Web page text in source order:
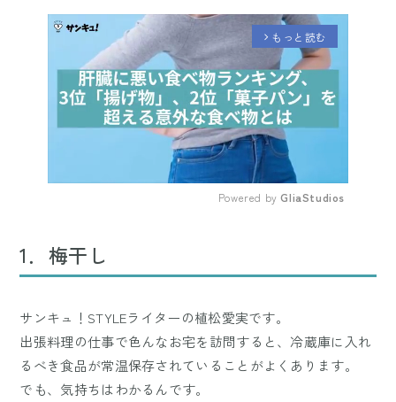
arrow_forward_ios もっと読む
Powered by GliaStudios
1．梅干し
サンキュ！STYLEライターの植松愛実です。
出張料理の仕事で色んなお宅を訪問すると、冷蔵庫に入れ
るべき食品が常温保存されていることがよくあります。
でも、気持ちはわかるんです。